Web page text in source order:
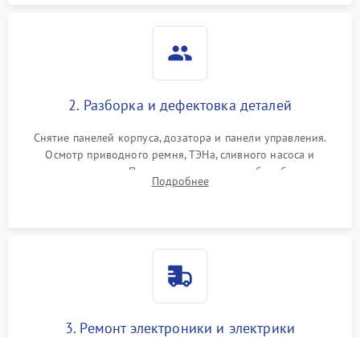
2. Разборка и дефектовка деталей
Снятие панелей корпуса, дозатора и панели управления.
Осмотр приводного ремня, ТЭНа, сливного насоса и
амортизаторов. Проверка подшипников барабана и
крестовины на износ, а манжеты люка на разрывы.
Подробнее
3. Ремонт электроники и электрики